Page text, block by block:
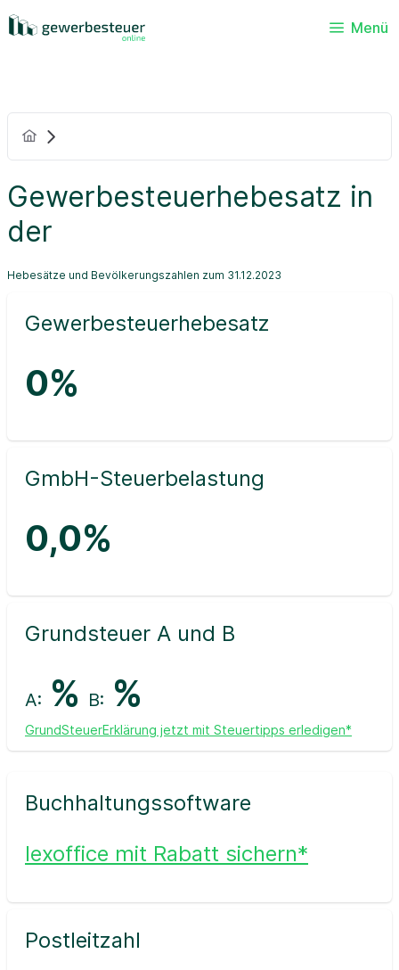
Menü
Gewerbesteuerhebesatz in
der
Hebesätze und Bevölkerungszahlen zum 31.12.2023
Gewerbesteuerhebesatz
0%
GmbH-Steuerbelastung
0,0%
Grundsteuer A und B
A: % B: %
GrundSteuerErklärung jetzt mit Steuertipps erledigen*
Buchhaltungssoftware
lexoffice mit Rabatt sichern*
Postleitzahl